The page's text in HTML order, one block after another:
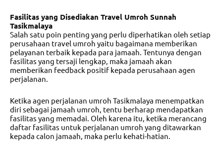
Fasilitas yang Disediakan Travel Umroh Sunnah
Tasikmalaya
Salah satu poin penting yang perlu diperhatikan oleh setiap
perusahaan travel umroh yaitu bagaimana memberikan
pelayanan terbaik kepada para jamaah. Tentunya dengan
fasilitas yang tersaji lengkap, maka jamaah akan
memberikan feedback positif kepada perusahaan agen
perjalanan.
Ketika agen perjalanan umroh Tasikmalaya menempatkan
diri sebagai jamaah umroh, tentu berharap mendapatkan
fasilitas yang memadai. Oleh karena itu, ketika merancang
daftar fasilitas untuk perjalanan umroh yang ditawarkan
kepada calon jamaah, maka perlu kehati-hatian.